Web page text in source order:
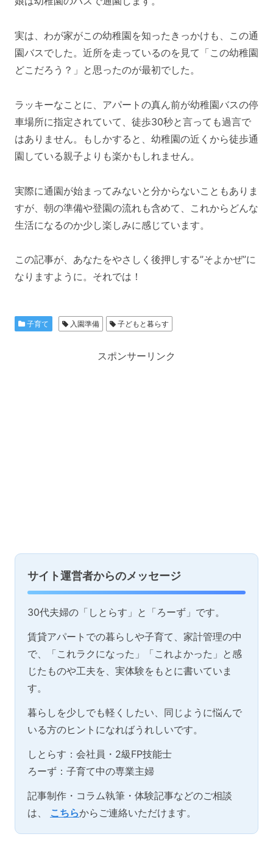
実は、わが家がこの幼稚園を知ったきっかけも、この通
園バスでした。近所を走っているのを見て「この幼稚園
どこだろう？」と思ったのが最初でした。
ラッキーなことに、アパートの真ん前が幼稚園バスの停
車場所に指定されていて、徒歩30秒と言っても過言で
はありません。もしかすると、幼稚園の近くから徒歩通
園している親子よりも楽かもしれません。
実際に通園が始まってみないと分からないこともありま
すが、朝の準備や登園の流れも含めて、これからどんな
生活になるのか少し楽しみに感じています。
この記事が、あなたをやさしく後押しする”そよかぜ”に
なりますように。それでは！
子育て 入園準備 子どもと暮らす
スポンサーリンク
サイト運営者からのメッセージ
30代夫婦の「しとらす」と「ろーず」です。
賃貸アパートでの暮らしや子育て、家計管理の中
で、「これラクになった」「これよかった」と感
じたものや工夫を、実体験をもとに書いていま
す。
暮らしを少しでも軽くしたい、同じように悩んで
いる方のヒントになればうれしいです。
しとらす：会社員・2級FP技能士
ろーず：子育て中の専業主婦
記事制作・コラム執筆・体験記事などのご相談
は、 こちらからご連絡いただけます。